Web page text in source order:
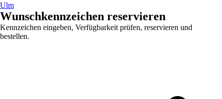
Ulm
Wunschkennzeichen reservieren
Kennzeichen eingeben, Verfügbarkeit prüfen, reservieren und
bestellen.